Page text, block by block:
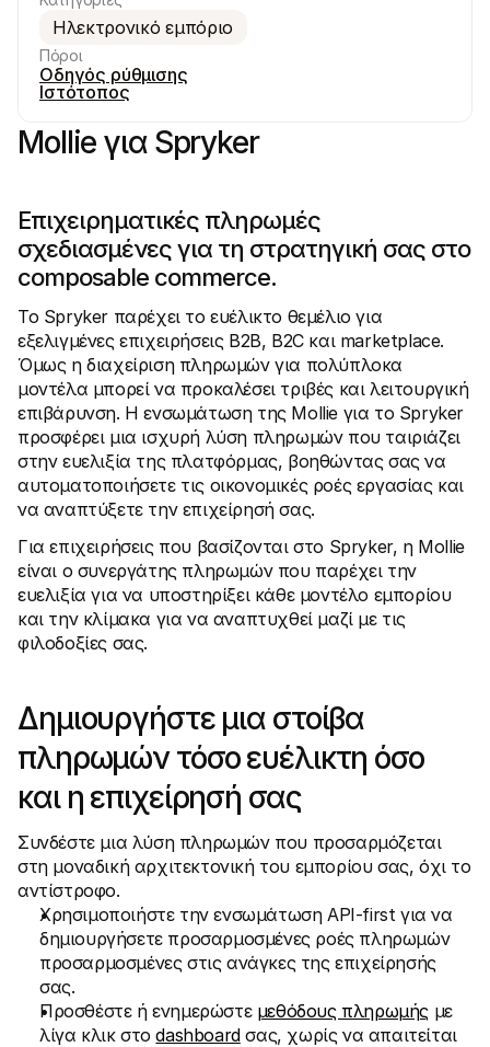
Ηλεκτρονικό εμπόριο
Πόροι
Οδηγός ρύθμισης
Ιστότοπος
Mollie για Spryker
Επιχειρηματικές πληρωμές
σχεδιασμένες για τη στρατηγική σας στο
composable commerce.
Το Spryker παρέχει το ευέλικτο θεμέλιο για
εξελιγμένες επιχειρήσεις B2B, B2C και marketplace.
Όμως η διαχείριση πληρωμών για πολύπλοκα
μοντέλα μπορεί να προκαλέσει τριβές και λειτουργική
επιβάρυνση. Η ενσωμάτωση της Mollie για το Spryker
προσφέρει μια ισχυρή λύση πληρωμών που ταιριάζει
στην ευελιξία της πλατφόρμας, βοηθώντας σας να
αυτοματοποιήσετε τις οικονομικές ροές εργασίας και
να αναπτύξετε την επιχείρησή σας.
Για επιχειρήσεις που βασίζονται στο Spryker, η Mollie
είναι ο συνεργάτης πληρωμών που παρέχει την
ευελιξία για να υποστηρίξει κάθε μοντέλο εμπορίου
και την κλίμακα για να αναπτυχθεί μαζί με τις
φιλοδοξίες σας.
Δημιουργήστε μια στοίβα
πληρωμών τόσο ευέλικτη όσο
και η επιχείρησή σας
Συνδέστε μια λύση πληρωμών που προσαρμόζεται
στη μοναδική αρχιτεκτονική του εμπορίου σας, όχι το
αντίστροφο.
Χρησιμοποιήστε την ενσωμάτωση API-first για να
δημιουργήσετε προσαρμοσμένες ροές πληρωμών
προσαρμοσμένες στις ανάγκες της επιχείρησής
σας.
Προσθέστε ή ενημερώστε μεθόδους πληρωμής με
λίγα κλικ στο dashboard σας, χωρίς να απαιτείται
Πύλη προγραμματιστών
Ανακαλύψτε πόρους και ενημερώσεις για
Ενσωματώστε το Mollie με έτοιμες βιβλιοθήκες
Κοινότητα Discord
Ελάτε στην κοινότητα των προγραμματιστών μας
Σχετικά με την Mollie
Τιμολόγηση
Δείτε τις τιμές μας
Σχετικά με εμάς
Μάθετε περισσότερα για την
ιστορία και τις αξίες μας
Νέα
Διαβάστε τα τελευταία νέα της
Mollie
Καριέρες
Ελάτε να δουλέψετε μαζί μας -
προσλαμβάνουμε!
Επικοινωνία
Για τους αγοραστές
σας δήλωση
Για πελάτες της Mollie
Επικοινωνήστε με την ομάδα υποστήριξης πελατών μας
Επικοινωνήστε με τις πωλήσεις
Ανακαλύψτε πώς μπορούμε να βοηθήσουμε την
επιχείρησή σας